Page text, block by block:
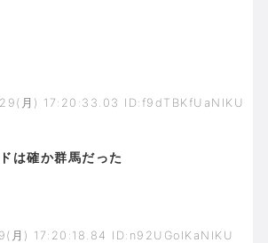
月) 17:20:33.03 ID:f9dTBKfUaNIKU
は確か群馬だった
月) 17:20:18.84 ID:n92UGoIKaNIKU